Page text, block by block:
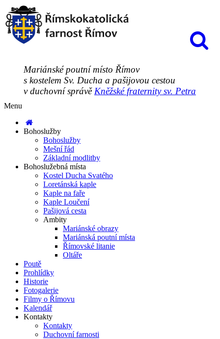
Mariánské poutní místo Římov
s kostelem Sv. Ducha a pašijovou cestou
v duchovní správě Kněžské fraternity sv. Petra
Menu
Bohoslužby
Bohoslužby
Mešní řád
Základní modlitby
Bohoslužebná místa
Kostel Ducha Svatého
Loretánská kaple
Kaple na faře
Kaple Loučení
Pašijová cesta
Ambity
Mariánské obrazy
Mariánská poutní místa
Římovské litanie
Oltáře
Poutě
Prohlídky
Historie
Fotogalerie
Filmy o Římovu
Kalendář
Kontakty
Kontakty
Duchovní farnosti